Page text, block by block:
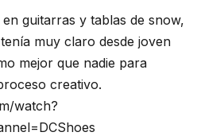
guitarras y tablas de snow,
tenía muy claro desde joven
mejor que nadie para
creativo.
watch?